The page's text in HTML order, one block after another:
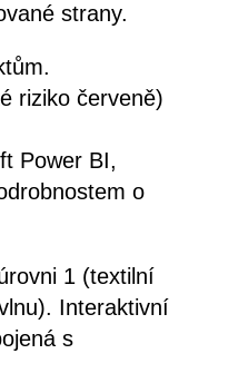
strany.
riziko červeně)
Power BI,
o
1 (textilní
Interaktivní
s